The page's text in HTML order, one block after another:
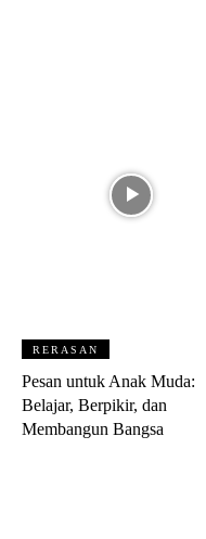
RERASAN
Pesan untuk Anak Muda:
Belajar, Berpikir, dan
Membangun Bangsa